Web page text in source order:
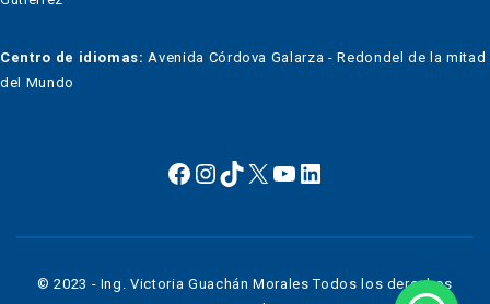
Centro de idiomas:Avenida Córdova Galarza - Redondel de la mitad
del Mundo
© 2023 - Ing. Victoria Guachán Morales Todos los derechos